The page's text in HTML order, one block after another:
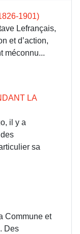
1901)
Lefrançais,
et d’action,
méconnu...
LA
il y a
sa
Commune et
Des